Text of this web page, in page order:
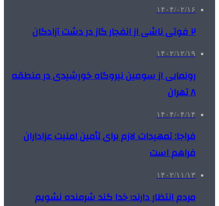
۱۴۰۴/۰۲/۱۶
۲ فوتی ناشی از انفجار گاز در دشت آزادگان
۱۴۰۲/۱۲/۱۹
رونمایی از سومین نیروگاه خورشیدی در منطقه
۸ تهران
۱۴۰۴/۰۴/۱۴
فراجا: تمهیدات لازم برای تأمین امنیت عزاداران
فراهم است
۱۴۰۲/۱۱/۱۳
مردم انتظار دارند؛ خدا کند شرمنده نشویم